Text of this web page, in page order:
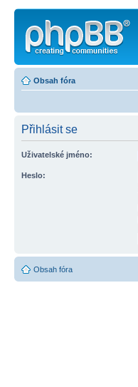
Obsah fóra
Přihlásit se
Uživatelské jméno:
Heslo:
Obsah fóra